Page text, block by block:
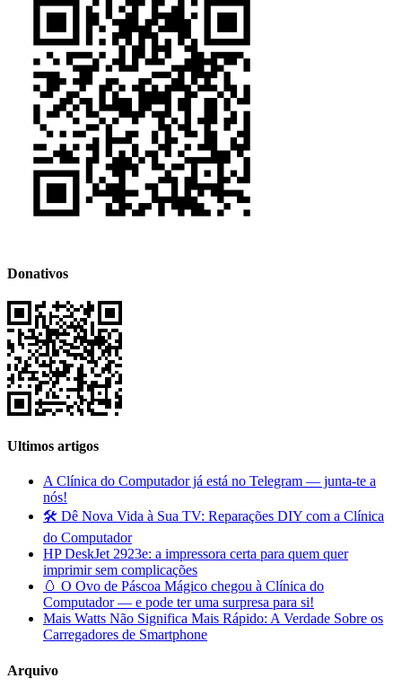
Donativos
Ultimos artigos
A Clínica do Computador já está no Telegram — junta-te a
nós!
🛠️ Dê Nova Vida à Sua TV: Reparações DIY com a Clínica
do Computador
HP DeskJet 2923e: a impressora certa para quem quer
imprimir sem complicações
🥚 O Ovo de Páscoa Mágico chegou à Clínica do
Computador — e pode ter uma surpresa para si!
Mais Watts Não Significa Mais Rápido: A Verdade Sobre os
Carregadores de Smartphone
Arquivo